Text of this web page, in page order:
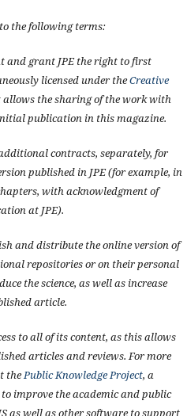
the following terms:
and grant JPE the right to first
licensed under theCreative
the sharing of the work with
publication in this magazine.
contracts, separately, for
published in JPE (for example, in
with acknowledgment of
at JPE).
and distribute the online version of
repositories or on their personal
the science, as well as increase
article.
to all of its content, as this allows
articles and reviews. For more
thePublic Knowledge Project, a
improve the academic and public
as well as other software to support